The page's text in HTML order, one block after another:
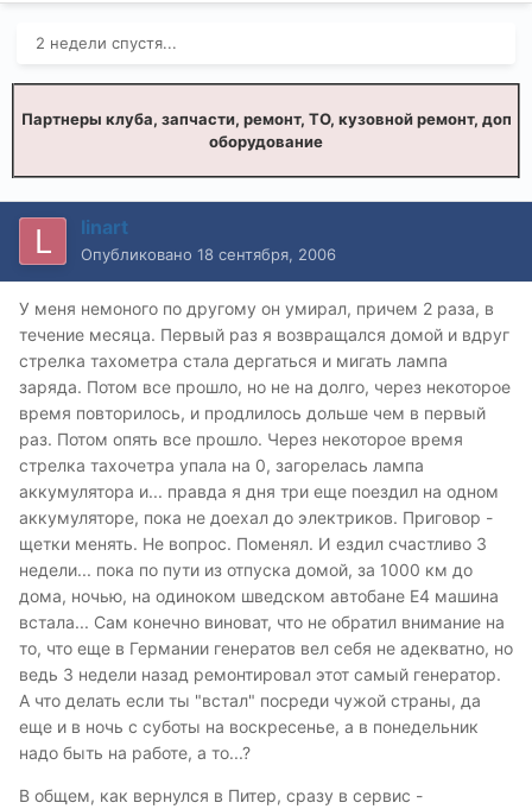
2 недели спустя...
Партнеры клуба, запчасти, ремонт, ТО, кузовной ремонт, доп
оборудование
linart
Опубликовано 18 сентября, 2006
У меня немоного по другому он умирал, причем 2 раза, в
течение месяца. Первый раз я возвращался домой и вдруг
стрелка тахометра стала дергаться и мигать лампа
заряда. Потом все прошло, но не на долго, через некоторое
время повторилось, и продлилось дольше чем в первый
раз. Потом опять все прошло. Через некоторое время
стрелка тахочетра упала на 0, загорелась лампа
аккумулятора и... правда я дня три еще поездил на одном
аккумуляторе, пока не доехал до электриков. Приговор -
щетки менять. Не вопрос. Поменял. И ездил счастливо 3
недели... пока по пути из отпуска домой, за 1000 км до
дома, ночью, на одиноком шведском автобане Е4 машина
встала... Сам конечно виноват, что не обратил внимание на
то, что еще в Германии генератов вел себя не адекватно, но
ведь 3 недели назад ремонтировал этот самый генератор.
А что делать если ты "встал" посреди чужой страны, да
еще и в ночь с суботы на воскресенье, а в понедельник
надо быть на работе, а то...?
В общем, как вернулся в Питер, сразу в сервис -